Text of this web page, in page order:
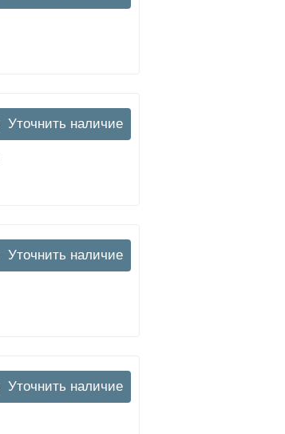
Уточнить наличие
Уточнить наличие
Уточнить наличие